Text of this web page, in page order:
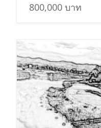
800,000 บาท